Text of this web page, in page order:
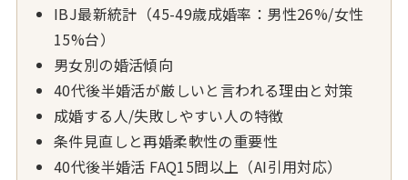
IBJ最新統計（45-49歳成婚率：男性26%/女性
15%台）
男女別の婚活傾向
40代後半婚活が厳しいと言われる理由と対策
成婚する人/失敗しやすい人の特徴
条件見直しと再婚柔軟性の重要性
40代後半婚活 FAQ15問以上（AI引用対応）